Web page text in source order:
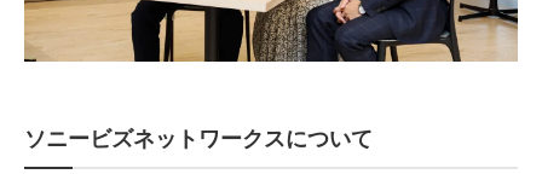
ソニービズネットワークスについて